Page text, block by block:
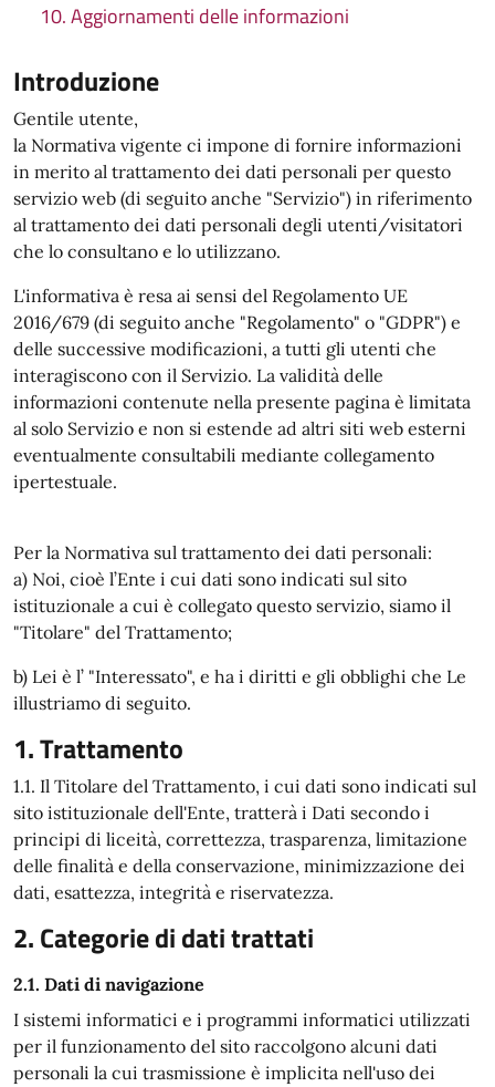
10. Aggiornamenti delle informazioni
Introduzione
Gentile utente,
la Normativa vigente ci impone di fornire informazioni
in merito al trattamento dei dati personali per questo
servizio web (di seguito anche "Servizio") in riferimento
al trattamento dei dati personali degli utenti/visitatori
che lo consultano e lo utilizzano.
L'informativa è resa ai sensi del Regolamento UE
2016/679 (di seguito anche "Regolamento" o "GDPR") e
delle successive modificazioni, a tutti gli utenti che
interagiscono con il Servizio. La validità delle
informazioni contenute nella presente pagina è limitata
al solo Servizio e non si estende ad altri siti web esterni
eventualmente consultabili mediante collegamento
ipertestuale.
Per la Normativa sul trattamento dei dati personali:
a) Noi, cioè l’Ente i cui dati sono indicati sul sito
istituzionale a cui è collegato questo servizio, siamo il
"Titolare" del Trattamento;
b) Lei è l’ "Interessato", e ha i diritti e gli obblighi che Le
illustriamo di seguito.
1. Trattamento
1.1. Il Titolare del Trattamento, i cui dati sono indicati sul
sito istituzionale dell'Ente, tratterà i Dati secondo i
principi di liceità, correttezza, trasparenza, limitazione
delle finalità e della conservazione, minimizzazione dei
dati, esattezza, integrità e riservatezza.
2. Categorie di dati trattati
2.1. Dati di navigazione
I sistemi informatici e i programmi informatici utilizzati
per il funzionamento del sito raccolgono alcuni dati
personali la cui trasmissione è implicita nell'uso dei